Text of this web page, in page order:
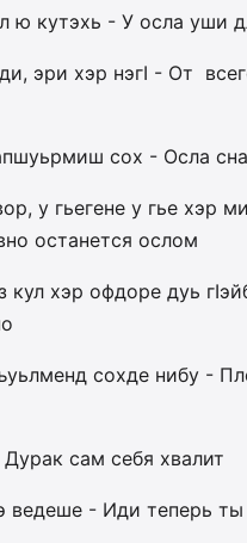
ю кутэхь - У осла уши
эри хэр нэгI - От
сох - Осла
у гьегене у гье хэр
останется ослом
кул хэр офдоре дуь
сохде нибу -
сам себя хвалит
ведеше - Иди теперь